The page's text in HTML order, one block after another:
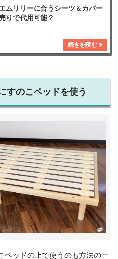
ムリリーに合うシーツ＆カバー
りで代用可能？
すのこベッドを使う
ベッドの上で使うのも方法の一